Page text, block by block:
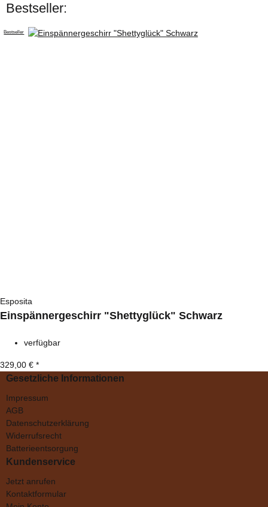
Bestseller:
Bestseller
Esposita
Einspännergeschirr "Shettyglück" Schwarz
verfügbar
329,00 € *
Gesetzliche Informationen
Impressum
AGB
Datenschutzerklärung
Widerrufsrecht
Batterieentsorgung
Kundenservice
Jetzt anrufen
Kontaktformular